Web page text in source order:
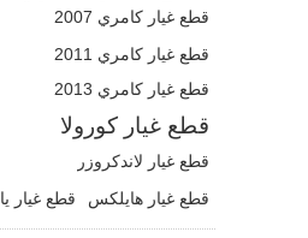
قطع غيار كامري 2007
قطع غيار كامري 2011
قطع غيار كامري 2013
قطع غيار كورولا
قطع غيار لاندكروزر
قطع غيار هايلكس قطع غيار